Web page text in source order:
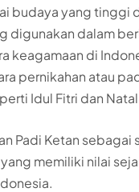
budaya yang tinggi
digunakan dalam
keagamaan di
pernikahan atau
Idul Fitri dan
Padi Ketan sebagai
memiliki nilai